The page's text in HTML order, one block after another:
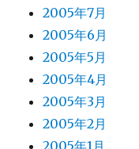
2005年7月
2005年6月
2005年5月
2005年4月
2005年3月
2005年2月